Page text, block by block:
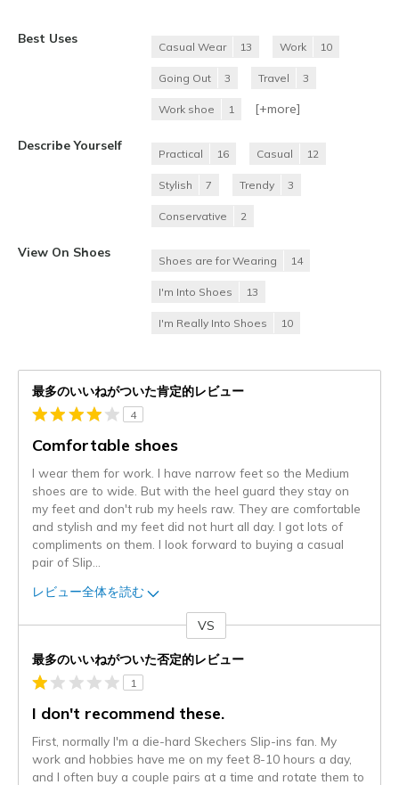
Best Uses
Casual Wear 13 Work 10
Going Out 3 Travel 3
Work shoe 1 [+more]
Describe Yourself
Practical 16 Casual 12
Stylish 7 Trendy 3
Conservative 2
View On Shoes
Shoes are for Wearing 14
I'm Into Shoes 13
I'm Really Into Shoes 10
最多のいいねがついた肯定的レビュー
4
Comfortable shoes
I wear them for work. I have narrow feet so the Medium
shoes are to wide. But with the heel guard they stay on
my feet and don't rub my heels raw. They are comfortable
and stylish and my feet did not hurt all day. I got lots of
compliments on them. I look forward to buying a casual
pair of Slip
レビュー全体を読む
VS
最多のいいねがついた否定的レビュー
1
I don't recommend these.
First, normally I'm a die-hard Skechers Slip-ins fan. My
work and hobbies have me on my feet 8-10 hours a day,
and I often buy a couple pairs at a time and rotate them to